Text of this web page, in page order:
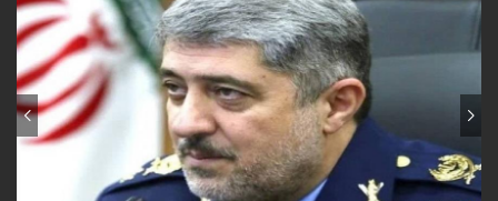
قال قائد القوات الجوية للجيش الايراني العميد الطيار بهمن بهمرد "ان القوات
الجوية للجيش ستبذل الأرواح دفاعًا عن الشعب الإيراني".